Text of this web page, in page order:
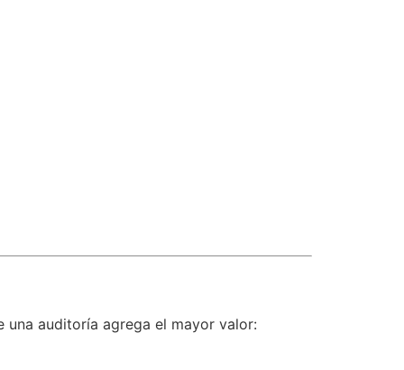
una auditoría agrega el mayor valor: